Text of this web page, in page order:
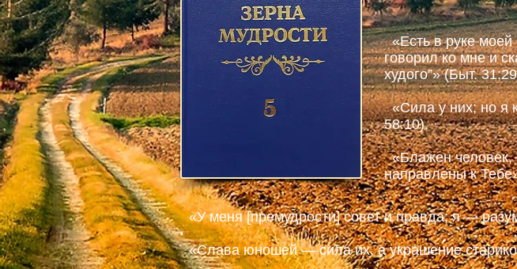
«Есть в руке моей
говорил ко мне и
худого”» (Быт.
«Сила у них; но я
58:10).
«Блажен человек,
направлены к
«У меня [премудрости] совет и правда; я —
«Слава юношей — сила их, а украшение